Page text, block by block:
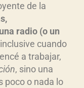
de la
radio (o un
cuando
a trabajar,
, sino una
poco o nada lo